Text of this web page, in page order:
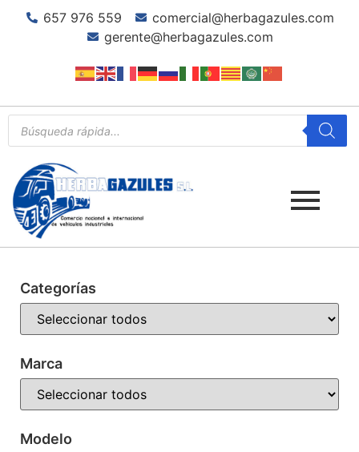
657 976 559
comercial@herbagazules.com
gerente@herbagazules.com
Categorías
Marca
Modelo